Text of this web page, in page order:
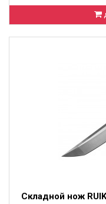
Складной нож